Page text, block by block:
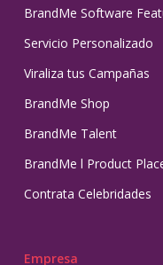
BrandMe Software
Servicio Personalizado
Viraliza tus Campañas
BrandMe Shop
BrandMe Talent
BrandMe l Product
Contrata Celebridades
Empresa